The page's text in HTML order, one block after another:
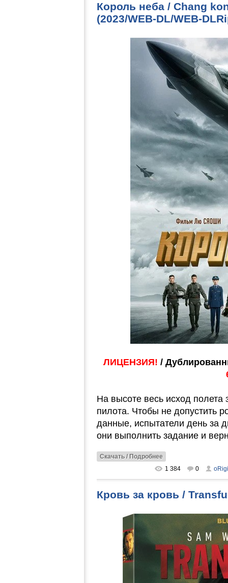
Король неба / Chang
(2023/WEB-DL/WEB-
ЛИЦЕНЗИЯ! /
На высоте весь исход полета
пилота. Чтобы не допустить
данные, испытатели день за
они выполнить задание и
Скачать / Подробнее
1 384
0 oRigi
Кровь за кровь /